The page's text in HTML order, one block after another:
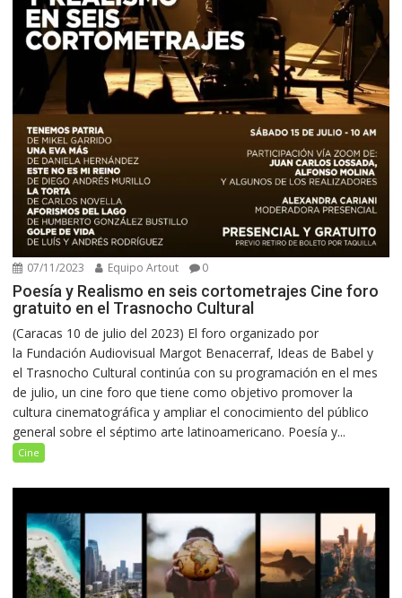
07/11/2023 Equipo Artout 0
Poesía y Realismo en seis cortometrajes Cine foro
gratuito en el Trasnocho Cultural
(Caracas 10 de julio del 2023) El foro organizado por
la Fundación Audiovisual Margot Benacerraf, Ideas de Babel y
el Trasnocho Cultural continúa con su programación en el mes
de julio, un cine foro que tiene como objetivo promover la
cultura cinematográfica y ampliar el conocimiento del público
general sobre el séptimo arte latinoamericano. Poesía y...
Cine